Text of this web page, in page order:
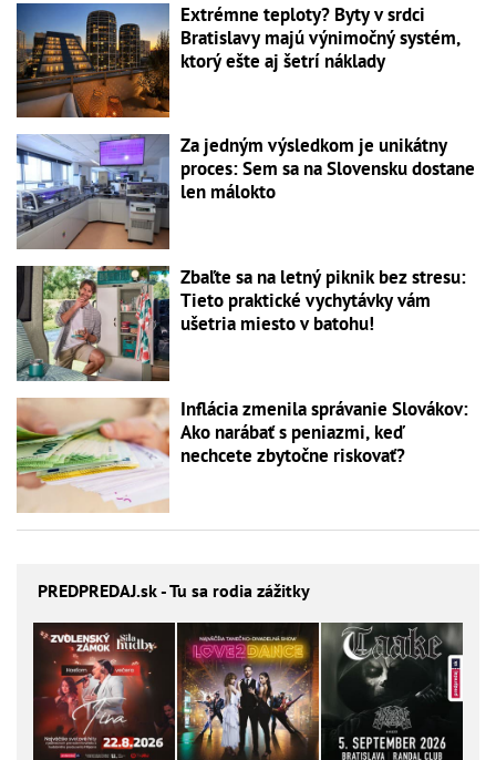
Extrémne teploty? Byty v srdci
Bratislavy majú výnimočný systém,
ktorý ešte aj šetrí náklady
Za jedným výsledkom je unikátny
proces: Sem sa na Slovensku dostane
len málokto
Zbaľte sa na letný piknik bez stresu:
Tieto praktické vychytávky vám
ušetria miesto v batohu!
Inflácia zmenila správanie Slovákov:
Ako narábať s peniazmi, keď
nechcete zbytočne riskovať?
PREDPREDAJ.sk - Tu sa rodia zážitky